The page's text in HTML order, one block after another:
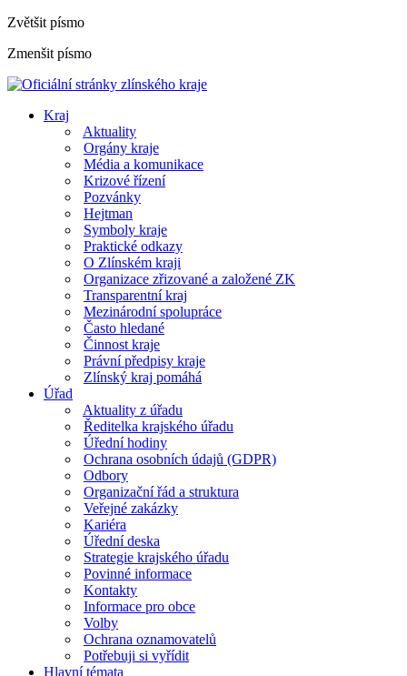
Zvětšit písmo
Zmenšit písmo
Kraj
Aktuality
Orgány kraje
Média a komunikace
Krizové řízení
Pozvánky
Hejtman
Symboly kraje
Praktické odkazy
O Zlínském kraji
Organizace zřizované a založené ZK
Transparentní kraj
Mezinárodní spolupráce
Často hledané
Činnost kraje
Právní předpisy kraje
Zlínský kraj pomáhá
Úřad
Aktuality z úřadu
Ředitelka krajského úřadu
Úřední hodiny
Ochrana osobních údajů (GDPR)
Odbory
Organizační řád a struktura
Veřejné zakázky
Kariéra
Úřední deska
Strategie krajského úřadu
Povinné informace
Kontakty
Informace pro obce
Volby
Ochrana oznamovatelů
Potřebuji si vyřídit
Hlavní témata